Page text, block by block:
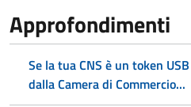
Approfondimenti
Se la tua CNS è un token
dalla Camera di Commercio...